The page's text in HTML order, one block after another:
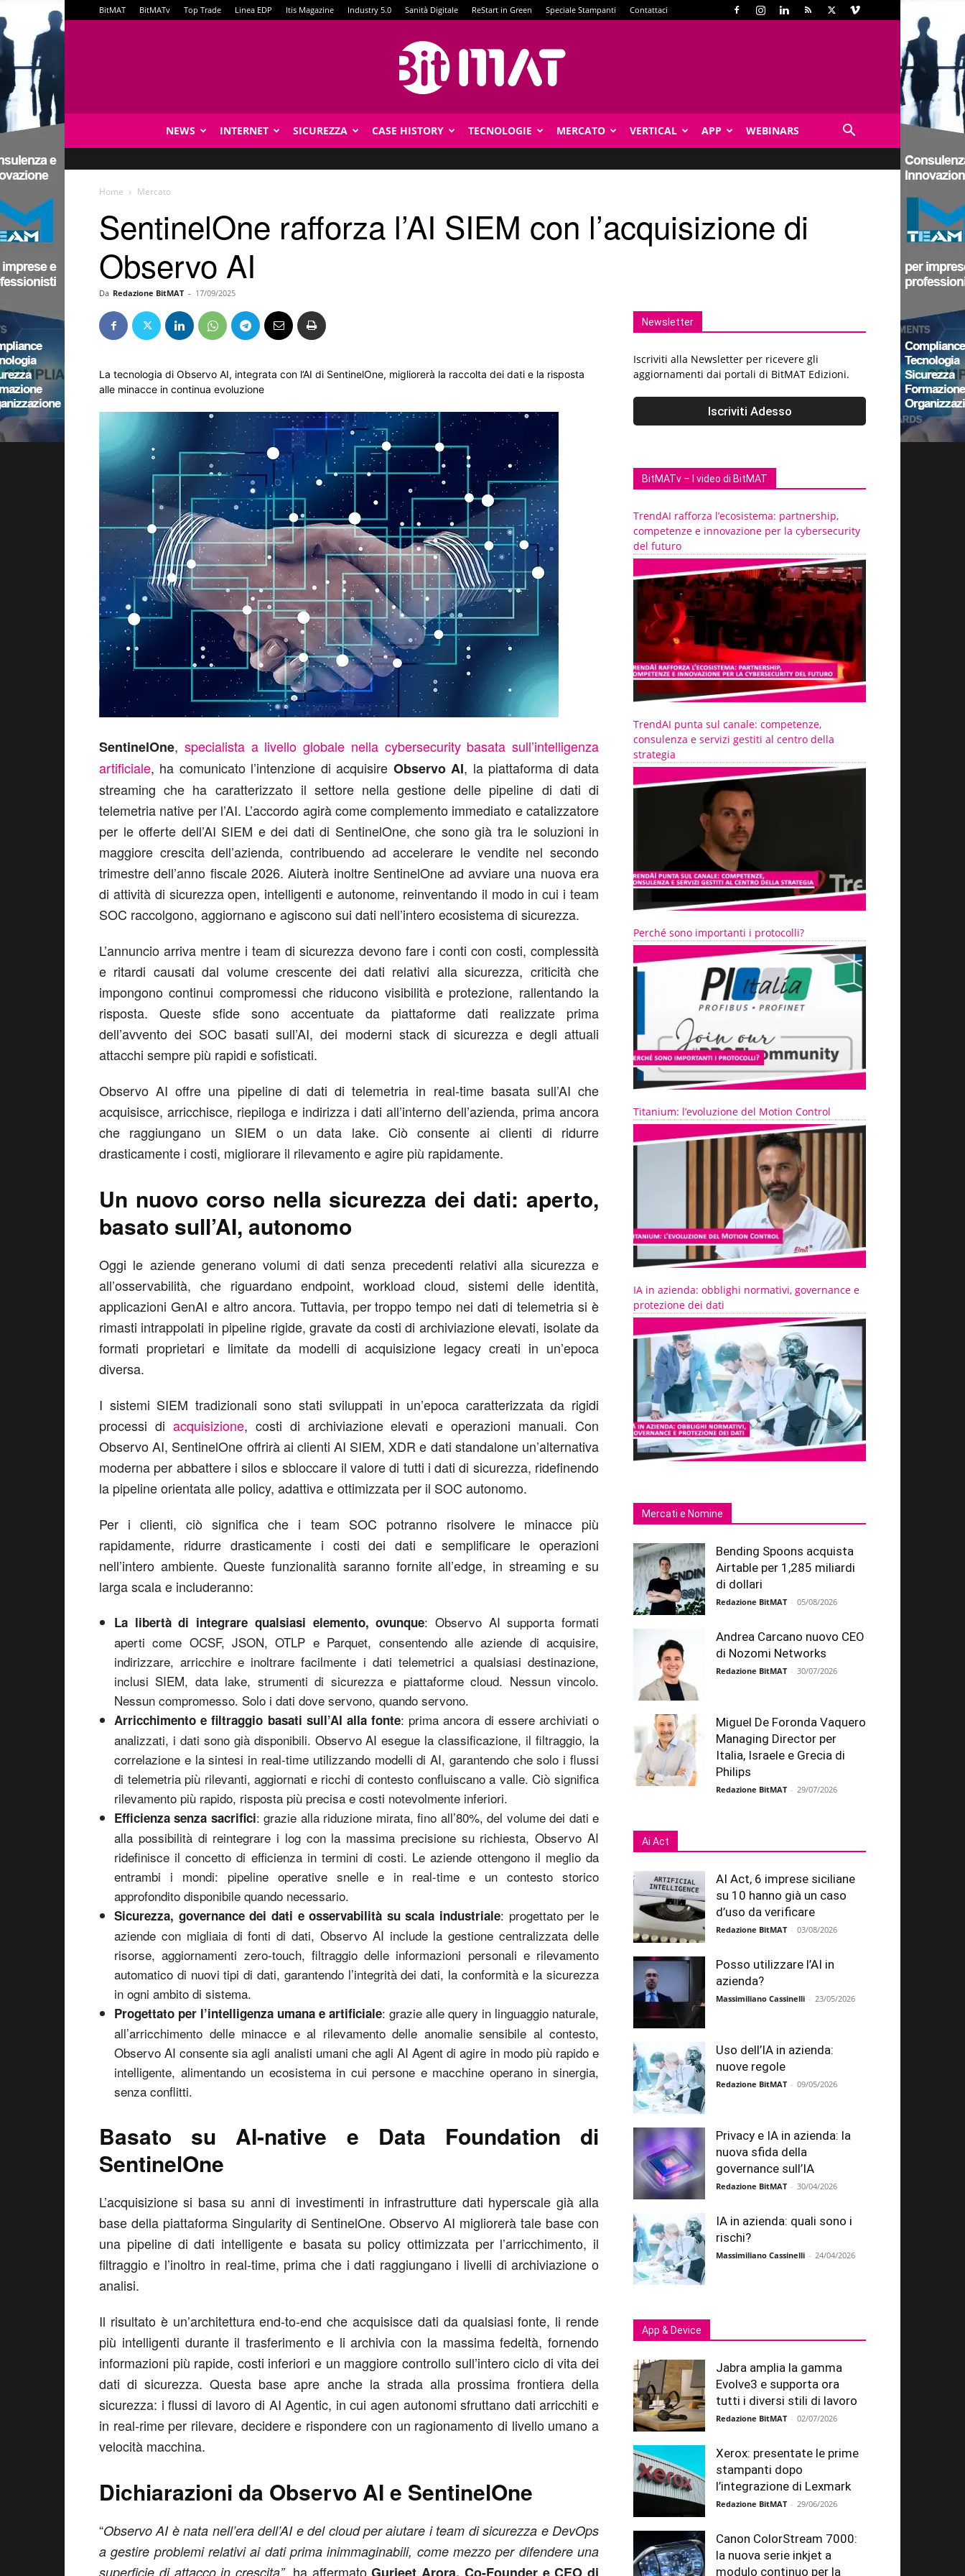
BitMAT BitMATv Top Trade Linea EDP Itis Magazine Industry 5.0 Sanità Digitale ReStart in Green Speciale Stampanti Contattaci
NEWS INTERNET SICUREZZA CASE HISTORY TECNOLOGIE MERCATO VERTICAL APP WEBINARS
Home Mercato
SentinelOne rafforza l’AI SIEM con l’acquisizione di
Observo AI
Da Redazione BitMAT - 17/09/2025
La tecnologia di Observo AI, integrata con l’AI di SentinelOne, migliorerà la raccolta dei dati e la risposta
alle minacce in continua evoluzione
SentinelOne, specialista a livello globale nella cybersecurity basata sull’intelligenza
artificiale, ha comunicato l’intenzione di acquisire Observo AI, la piattaforma di data
streaming che ha caratterizzato il settore nella gestione delle pipeline di dati di
telemetria native per l’AI. L’accordo agirà come complemento immediato e catalizzatore
per le offerte dell’AI SIEM e dei dati di SentinelOne, che sono già tra le soluzioni in
maggiore crescita dell’azienda, contribuendo ad accelerare le vendite nel secondo
trimestre dell’anno fiscale 2026. Aiuterà inoltre SentinelOne ad avviare una nuova era
di attività di sicurezza open, intelligenti e autonome, reinventando il modo in cui i team
SOC raccolgono, aggiornano e agiscono sui dati nell’intero ecosistema di sicurezza.
L’annuncio arriva mentre i team di sicurezza devono fare i conti con costi, complessità
e ritardi causati dal volume crescente dei dati relativi alla sicurezza, criticità che
impongono continui compromessi che riducono visibilità e protezione, rallentando la
risposta. Queste sfide sono accentuate da piattaforme dati realizzate prima
dell’avvento dei SOC basati sull’AI, dei moderni stack di sicurezza e degli attuali
attacchi sempre più rapidi e sofisticati.
Observo AI offre una pipeline di dati di telemetria in real-time basata sull’AI che
acquisisce, arricchisce, riepiloga e indirizza i dati all’interno dell’azienda, prima ancora
che raggiungano un SIEM o un data lake. Ciò consente ai clienti di ridurre
drasticamente i costi, migliorare il rilevamento e agire più rapidamente.
Un nuovo corso nella sicurezza dei dati: aperto,
basato sull’AI, autonomo
Oggi le aziende generano volumi di dati senza precedenti relativi alla sicurezza e
all’osservabilità, che riguardano endpoint, workload cloud, sistemi delle identità,
applicazioni GenAI e altro ancora. Tuttavia, per troppo tempo nei dati di telemetria si è
rimasti intrappolati in pipeline rigide, gravate da costi di archiviazione elevati, isolate da
formati proprietari e limitate da modelli di acquisizione legacy creati in un’epoca
diversa.
I sistemi SIEM tradizionali sono stati sviluppati in un’epoca caratterizzata da rigidi
processi di acquisizione, costi di archiviazione elevati e operazioni manuali. Con
Observo AI, SentinelOne offrirà ai clienti AI SIEM, XDR e dati standalone un’alternativa
moderna per abbattere i silos e sbloccare il valore di tutti i dati di sicurezza, ridefinendo
la pipeline orientata alle policy, adattiva e ottimizzata per il SOC autonomo.
Per i clienti, ciò significa che i team SOC potranno risolvere le minacce più
rapidamente, ridurre drasticamente i costi dei dati e semplificare le operazioni
nell’intero ambiente. Queste funzionalità saranno fornite all’edge, in streaming e su
larga scala e includeranno:
La libertà di integrare qualsiasi elemento, ovunque: Observo AI supporta formati
aperti come OCSF, JSON, OTLP e Parquet, consentendo alle aziende di acquisire,
indirizzare, arricchire e inoltrare facilmente i dati telemetrici a qualsiasi destinazione,
inclusi SIEM, data lake, strumenti di sicurezza e piattaforme cloud. Nessun vincolo.
Nessun compromesso. Solo i dati dove servono, quando servono.
Arricchimento e filtraggio basati sull’AI alla fonte: prima ancora di essere archiviati o
analizzati, i dati sono già disponibili. Observo AI esegue la classificazione, il filtraggio, la
correlazione e la sintesi in real-time utilizzando modelli di AI, garantendo che solo i flussi
di telemetria più rilevanti, aggiornati e ricchi di contesto confluiscano a valle. Ciò significa
rilevamento più rapido, risposta più precisa e costi notevolmente inferiori.
Efficienza senza sacrifici: grazie alla riduzione mirata, fino all’80%, del volume dei dati e
alla possibilità di reintegrare i log con la massima precisione su richiesta, Observo AI
ridefinisce il concetto di efficienza in termini di costi. Le aziende ottengono il meglio da
entrambi i mondi: pipeline operative snelle e in real-time e un contesto storico
approfondito disponibile quando necessario.
Sicurezza, governance dei dati e osservabilità su scala industriale: progettato per le
aziende con migliaia di fonti di dati, Observo AI include la gestione centralizzata delle
risorse, aggiornamenti zero-touch, filtraggio delle informazioni personali e rilevamento
automatico di nuovi tipi di dati, garantendo l’integrità dei dati, la conformità e la sicurezza
in ogni ambito di sistema.
Progettato per l’intelligenza umana e artificiale: grazie alle query in linguaggio naturale,
all’arricchimento delle minacce e al rilevamento delle anomalie sensibile al contesto,
Observo AI consente sia agli analisti umani che agli AI Agent di agire in modo più rapido e
intelligente, alimentando un ecosistema in cui persone e macchine operano in sinergia,
senza conflitti.
Basato su AI-native e Data Foundation di
SentinelOne
L’acquisizione si basa su anni di investimenti in infrastrutture dati hyperscale già alla
base della piattaforma Singularity di SentinelOne. Observo AI migliorerà tale base con
una pipeline di dati intelligente e basata su policy ottimizzata per l’arricchimento, il
filtraggio e l’inoltro in real-time, prima che i dati raggiungano i livelli di archiviazione o
analisi.
Il risultato è un’architettura end-to-end che acquisisce dati da qualsiasi fonte, li rende
più intelligenti durante il trasferimento e li archivia con la massima fedeltà, fornendo
informazioni più rapide, costi inferiori e un maggiore controllo sull’intero ciclo di vita dei
dati di sicurezza. Questa base apre anche la strada alla prossima frontiera della
sicurezza: i flussi di lavoro di AI Agentic, in cui agen autonomi sfruttano dati arricchiti e
in real-rime per rilevare, decidere e rispondere con un ragionamento di livello umano a
velocità macchina.
Dichiarazioni da Observo AI e SentinelOne
“Observo AI è nata nell’era dell’AI e del cloud per aiutare i team di sicurezza e DevOps
a gestire problemi relativi ai dati prima inimmaginabili, come mezzo per difendere una
superficie di attacco in crescita”, ha affermato
Newsletter
Iscriviti alla Newsletter per ricevere gli
aggiornamenti dai portali di BitMAT Edizioni.
BitMATv – I video di BitMAT
TrendAI rafforza l’ecosistema: partnership,
competenze e innovazione per la cybersecurity
del futuro
TrendAI punta sul canale: competenze,
consulenza e servizi gestiti al centro della
strategia
Perché sono importanti i protocolli?
Titanium: l’evoluzione del Motion Control
IA in azienda: obblighi normativi, governance e
protezione dei dati
Mercati e Nomine
Bending Spoons acquista
Airtable per 1,285 miliardi
di dollari
Redazione BitMAT - 05/08/2026
Andrea Carcano nuovo CEO
di Nozomi Networks
Redazione BitMAT - 30/07/2026
Miguel De Foronda Vaquero
Managing Director per
Italia, Israele e Grecia di
Philips
Redazione BitMAT - 29/07/2026
Ai Act
AI Act, 6 imprese siciliane
su 10 hanno già un caso
d’uso da verificare
Redazione BitMAT - 03/08/2026
Posso utilizzare l’AI in
azienda?
Massimiliano Cassinelli - 23/05/2026
Uso dell’IA in azienda:
nuove regole
Redazione BitMAT - 09/05/2026
Privacy e IA in azienda: la
nuova sfida della
governance sull’IA
Redazione BitMAT - 30/04/2026
IA in azienda: quali sono i
rischi?
Massimiliano Cassinelli - 24/04/2026
App & Device
Jabra amplia la gamma
Evolve3 e supporta ora
tutti i diversi stili di lavoro
Redazione BitMAT - 02/07/2026
Xerox: presentate le prime
stampanti dopo
l’integrazione di Lexmark
Redazione BitMAT - 29/06/2026
Canon ColorStream 7000:
la nuova serie inkjet a
modulo continuo per la